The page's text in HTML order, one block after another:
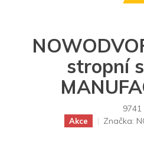
stropní
9741
Akce Značka: